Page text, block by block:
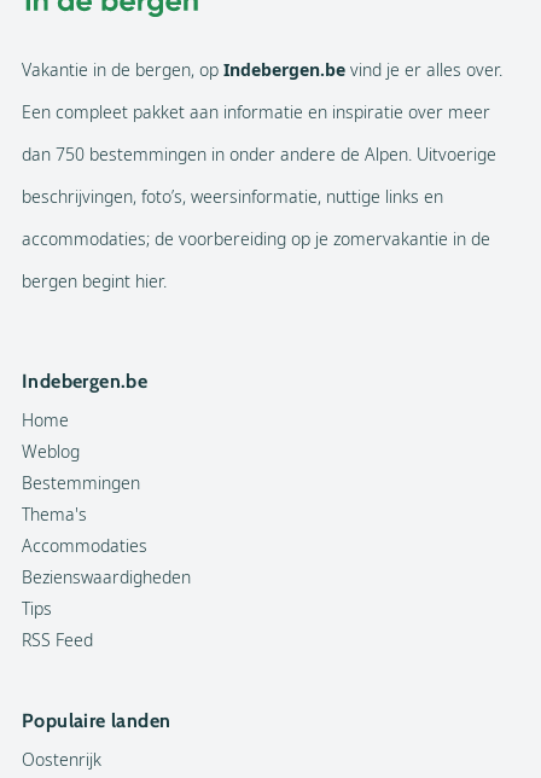
Vakantie in de bergen, op Indebergen.be vind je er alles over.
Een compleet pakket aan informatie en inspiratie over meer
dan 750 bestemmingen in onder andere de Alpen. Uitvoerige
beschrijvingen, foto’s, weersinformatie, nuttige links en
accommodaties; de voorbereiding op je zomervakantie in de
bergen begint hier.
Indebergen.be
Home
Weblog
Bestemmingen
Thema's
Accommodaties
Bezienswaardigheden
Tips
RSS Feed
Populaire landen
Oostenrijk